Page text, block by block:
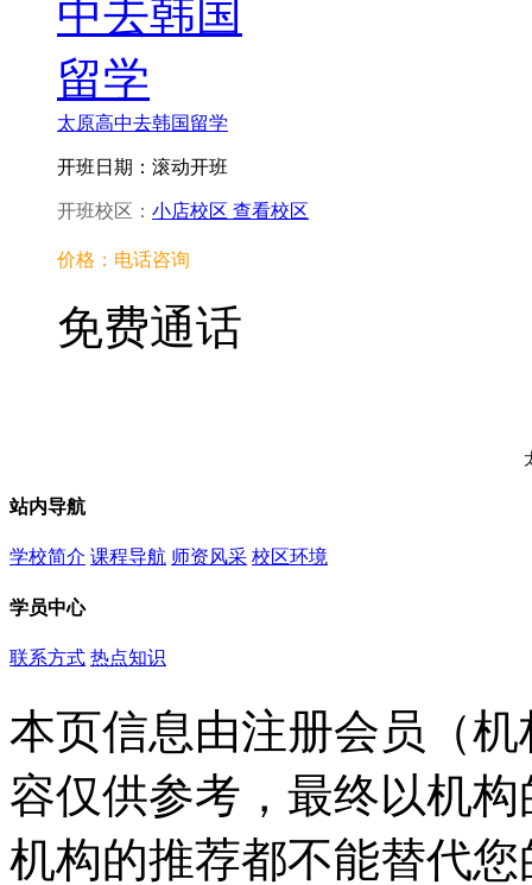
太原高中去韩国留学
开班日期：滚动开班
开班校区： 小店校区 查看校区
价格：电话咨询
免费通话
站内导航
学校简介 课程导航 师资风采 校区环境
学员中心
联系方式 热点知识
本页信息由注册会员（
容仅供参考，最终以机
机构的推荐都不能替代